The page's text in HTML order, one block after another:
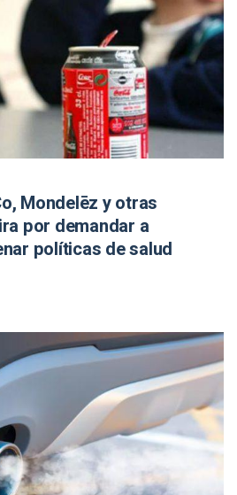
Mondelēz y otras
por demandar a
políticas de salud